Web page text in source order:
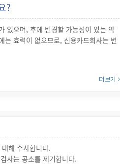
명 선불카드 또는 무기명 선불카드(기
의 방법으로 결제가 이루어질 수 있도
인출되어 판매자의 예금계좌로 자동
에 전자적 방법에 따라 금융회사의 계
는 전자금융업자가 발행한 증표 또는
?
있으며, 후에 변경할 가능성이 있는 약
효력이 없으므로, 신용카드회사는 변
명하는 것이 현저하게 곤란한 경우에
하였다가 후에 그 제공 비율을 회원에
이 미리 유보되었다고 볼 수 없으므
선고, 2007나1748 판결).
해 수사합니다.
사는 공소를 제기합니다.